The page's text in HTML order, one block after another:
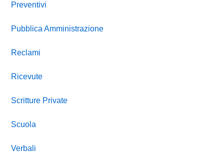
Preventivi
Pubblica Amministrazione
Reclami
Ricevute
Scritture Private
Scuola
Verbali